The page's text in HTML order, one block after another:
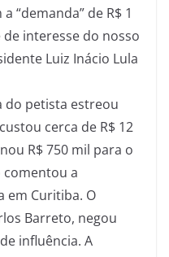
“demanda” de R$ 1
interesse do nosso
Luiz Inácio Lula
do petista estreou
cerca de R$ 12
R$ 750 mil para o
comentou a
em Curitiba. O
Barreto, negou
influência. A